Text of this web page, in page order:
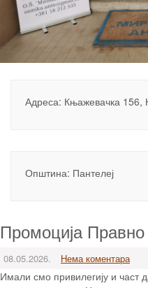
Адреса: Књажевачка
Општина: Пантелеј
Промоција
08.05.2026. Нема коментара
Имали смо привилегију и част